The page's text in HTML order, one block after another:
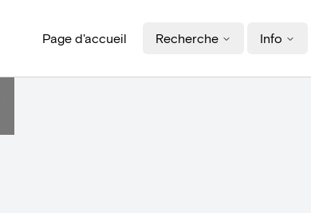
Page d'accueil Recherche Info